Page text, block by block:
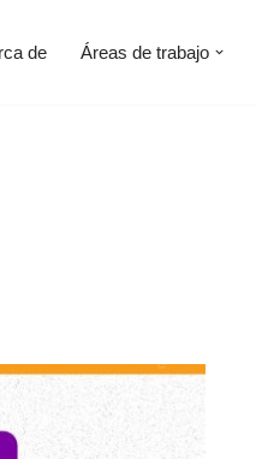
de Áreas de trabajo